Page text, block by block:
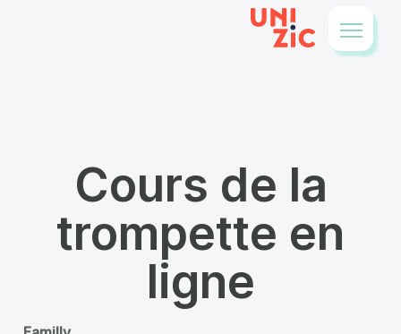
Cours de la
trompette en
ligne